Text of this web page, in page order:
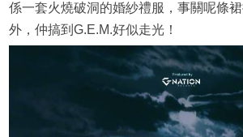
係一套火燒破洞的婚紗禮服，事關呢條
外，仲搞到G.E.M.好似走光！